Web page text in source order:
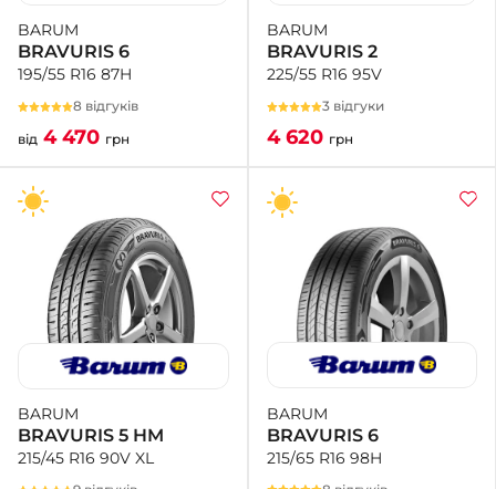
BARUM
BRAVURIS 6
195/55 R16 87H
8 відгуків
від 4 470 грн
BARUM
BRAVURIS 2
225/55 R16 95V
3 відгуки
4 620 грн
BARUM
BRAVURIS 5 HM
215/45 R16 90V XL
BARUM
BRAVURIS 6
215/65 R16 98H